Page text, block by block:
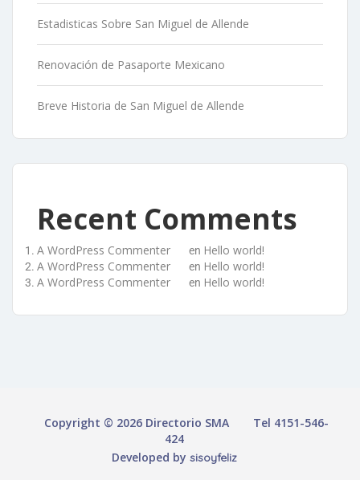
Estadisticas Sobre San Miguel de Allende
Renovación de Pasaporte Mexicano
Breve Historia de San Miguel de Allende
Recent Comments
A WordPress Commenter en Hello world!
A WordPress Commenter
en Hello world!
A WordPress Commenter
en Hello world!
Copyright © 2026 Directorio SMA
Tel 4151-546-
424
Developed by sisoyfeliz